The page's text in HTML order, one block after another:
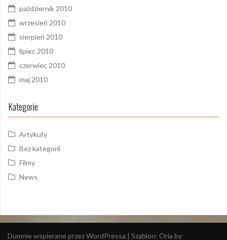
październik 2010
wrzesień 2010
sierpień 2010
lipiec 2010
czerwiec 2010
maj 2010
Kategorie
Artykuły
Bez kategorii
Filmy
News
Dumnie wspierane przez WordPressa | Szablon: Oria by